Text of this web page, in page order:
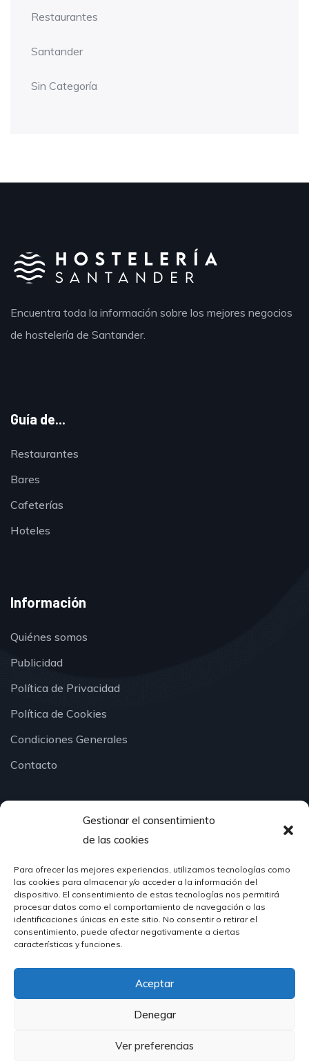
Gestionar el consentimiento
de las cookies
Para ofrecer las mejores experiencias, utilizamos tecnologías como
las cookies para almacenar y/o acceder a la información del
dispositivo. El consentimiento de estas tecnologías nos permitirá
procesar datos como el comportamiento de navegación o las
identificaciones únicas en este sitio. No consentir o retirar el
consentimiento, puede afectar negativamente a ciertas
características y funciones.
Aceptar
Denegar
Ver preferencias
Restaurantes
Santander
Sin Categoría
Encuentra toda la información sobre los mejores negocios
de hostelería de Santander.
Guía de...
Restaurantes
Bares
Cafeterías
Hoteles
Información
Quiénes somos
Publicidad
Política de Privacidad
Política de Cookies
Condiciones Generales
Contacto
¿Hablamos?
624 51 12 10
info@hosteleriasantander.com
© 2026 Hostelería Santander | Powered byDIGIDISA